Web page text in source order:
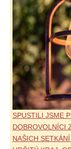
SPUSTILI JSME
DOBROVOLNÍCI
NAŠICH